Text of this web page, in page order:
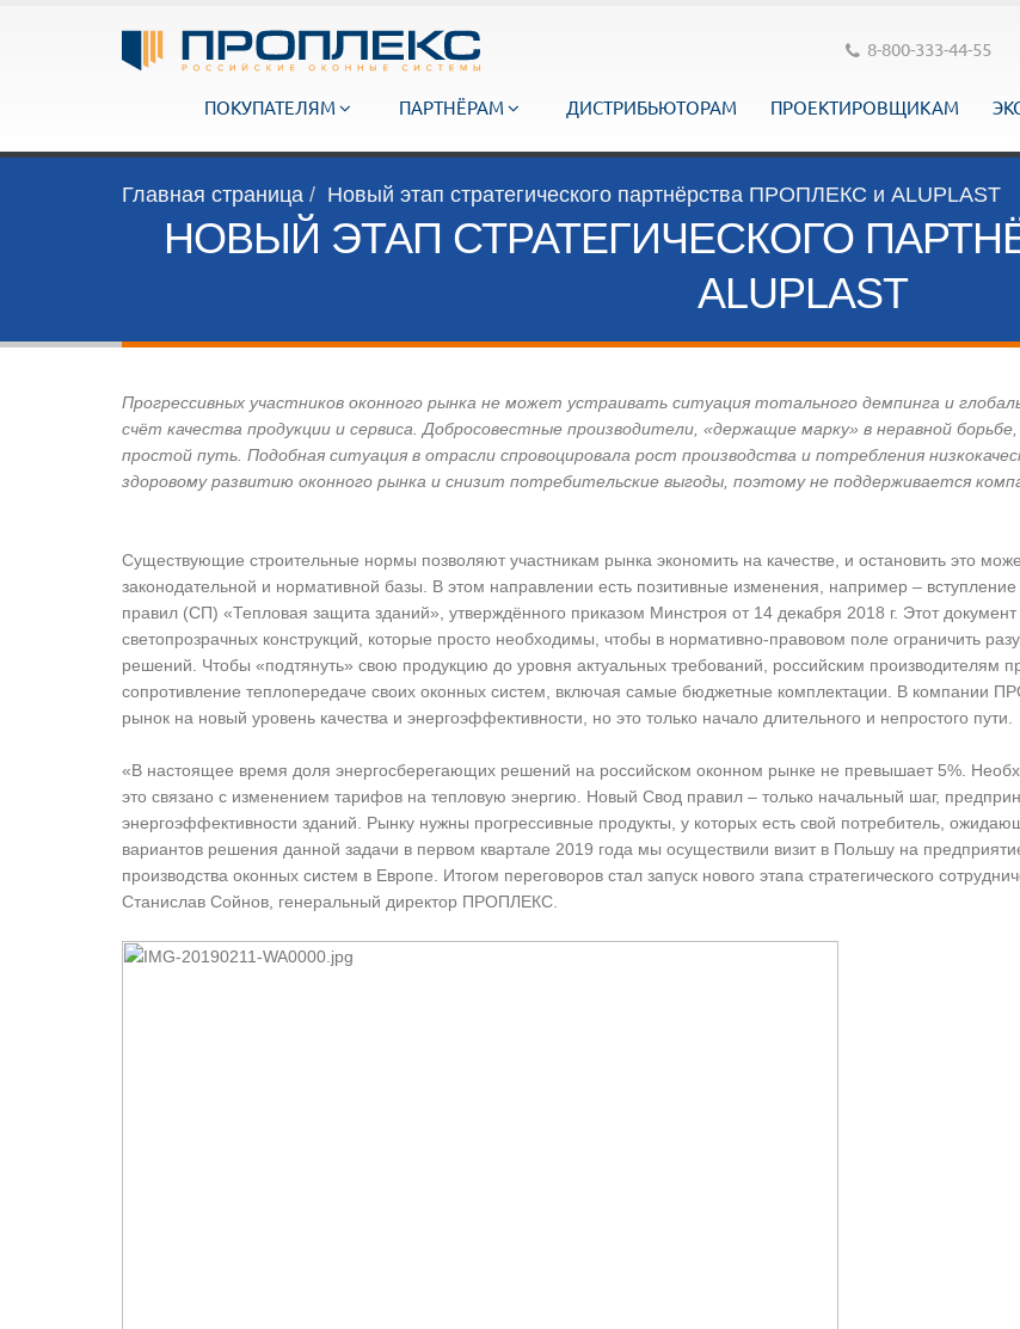
8-800-333-44-55
ПОКУПАТЕЛЯМ ПАРТНЁРАМ ДИСТРИБЬЮТОРАМ ПРОЕКТИРОВЩИКАМ
Главная страница Новый этап стратегического партнёрства ПРОПЛЕКС и ALUPLAST
НОВЫЙ ЭТАП СТРАТЕГИЧЕСКОГО
ALUPLAST
Прогрессивных участников оконного рынка не может устраивать ситуация тотального демпинга и
счёт качества продукции и сервиса. Добросовестные производители, «держащие марку» в неравной
простой путь. Подобная ситуация в отрасли спровоцировала рост производства и потребления
здоровому развитию оконного рынка и снизит потребительские выгоды, поэтому не поддерживается
Существующие строительные нормы позволяют участникам рынка экономить на качестве, и остановить это
законодательной и нормативной базы. В этом направлении есть позитивные изменения, например –
правил (СП) «Тепловая защита зданий», утверждённого приказом Минстроя от 14 декабря 2018 г. Этот
светопрозрачных конструкций, которые просто необходимы, чтобы в нормативно-правовом поле ограничить
решений. Чтобы «подтянуть» свою продукцию до уровня актуальных требований, российским производителям
сопротивление теплопередаче своих оконных систем, включая самые бюджетные комплектации. В компании
рынок на новый уровень качества и энергоэффективности, но это только начало длительного и непростого пути.
«В настоящее время доля энергосберегающих решений на российском оконном рынке не превышает 5%.
это связано с изменением тарифов на тепловую энергию. Новый Свод правил – только начальный шаг,
энергоэффективности зданий. Рынку нужны прогрессивные продукты, у которых есть свой потребитель,
вариантов решения данной задачи в первом квартале 2019 года мы осуществили визит в Польшу на
производства оконных систем в Европе. Итогом переговоров стал запуск нового этапа стратегического
Станислав Сойнов, генеральный директор ПРОПЛЕКС.